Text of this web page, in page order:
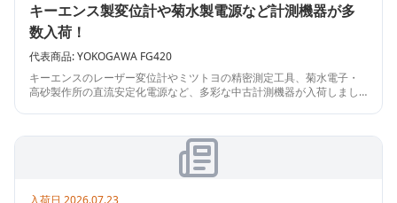
キーエンス製変位計や菊水製電源など計測機器が多
数入荷！
代表商品:YOKOGAWA FG420
キーエンスのレーザー変位計やミツトヨの精密測定工具、菊水電子・
高砂製作所の直流安定化電源など、多彩な中古計測機器が入荷しまし
場まで幅広く役立つ機器を豊富に取り揃えております。品質確認や設
備拡充をお考えの企業様はぜひご検討ください。
入荷日 2026.07.23